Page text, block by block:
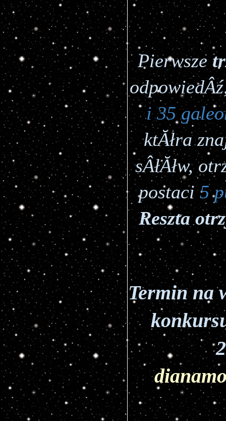
Pierwsze
i 35
ktĂłra
sÂłĂłw,
postaci 5
Reszta
Termin na